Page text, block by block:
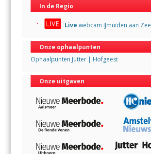
In de Regio
Live webcam IJmuiden aan Zee
Onze ophaalpunten
Ophaalpunten Jutter | Hofgeest
Onze uitgaven